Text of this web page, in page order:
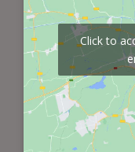
Click to